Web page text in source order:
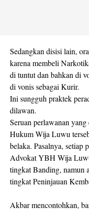
Sedangkan disisi lain,
karena membeli
di tuntut dan bahkan di
di vonis sebagai Kurir.
Ini sungguh praktek
dilawan.
Seruan perlawanan
Hukum Wija Luwu
belaka. Pasalnya, setiap
Advokat YBH Wija
tingkat Banding, namun
tingkat Peninjauan
Akbar mencontohkan,